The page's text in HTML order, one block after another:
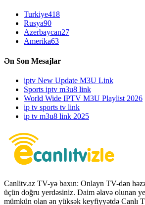
Turkiye418
Rusya90
Azerbaycan27
Amerika63
Ən Son Mesajlar
iptv New Update M3U Link
Sports iptv m3u8 link
World Wide IPTV M3U Playlist 2026
ip tv sports tv link
ip tv m3u8 link 2025
Canlitv.az TV-yə baxın: Onlayn TV-dən
üçün doğru yerdəsiniz. Daim əlavə olunan
mümkün olan ən yüksək keyfiyyətdə Canlı